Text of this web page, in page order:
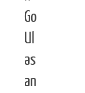
Go
Ul
as
an